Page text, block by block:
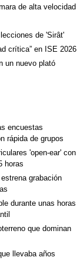
de alta velocidad
de 'Sirât'
crítica” en ISE 2026
un nuevo plató
encuestas
rápida de grupos
'open-ear' con
horas
grabación
durante unas horas
que dominan
llevaba años